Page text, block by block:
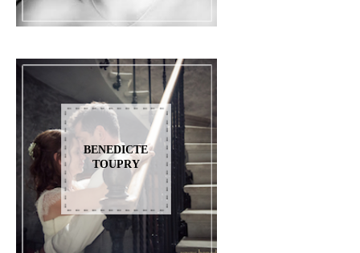
BENEDICTE
TOUPRY